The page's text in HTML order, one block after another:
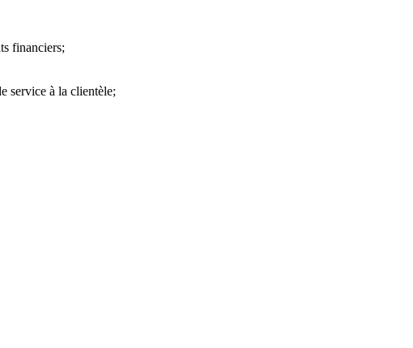
financiers;
service à la clientèle;